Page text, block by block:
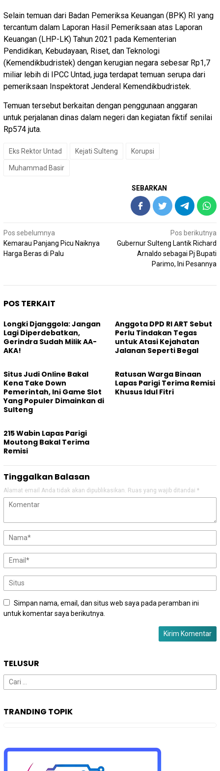
Selain temuan dari Badan Pemeriksa Keuangan (BPK) RI yang
tercantum dalam Laporan Hasil Pemeriksaan atas Laporan
Keuangan (LHP-LK) Tahun 2021 pada Kementerian
Pendidikan, Kebudayaan, Riset, dan Teknologi
(Kemendikbudristek) dengan kerugian negara sebesar Rp1,7
miliar lebih di IPCC Untad, juga terdapat temuan serupa dari
pemeriksaan Inspektorat Jenderal Kemendikbudristek.
Temuan tersebut berkaitan dengan penggunaan anggaran
untuk perjalanan dinas dalam negeri dan kegiatan fiktif senilai
Rp574 juta.
Eks Rektor Untad Kejati Sulteng Korupsi
Muhammad Basir
SEBARKAN
Navigasi
pos
Pos sebelumnya
Kemarau Panjang Picu Naiknya
Harga Beras di Palu
Pos berikutnya
Gubernur Sulteng Lantik Richard
Arnaldo sebagai Pj Bupati
Parimo, Ini Pesannya
POS TERKAIT
Longki Djanggola: Jangan
Lagi Diperdebatkan,
Gerindra Sudah Milik AA-
AKA!
Anggota DPD RI ART Sebut
Perlu Tindakan Tegas
untuk Atasi Kejahatan
Jalanan Seperti Begal
Situs Judi Online Bakal
Kena Take Down
Pemerintah, Ini Game Slot
Yang Populer Dimainkan di
Sulteng
Ratusan Warga Binaan
Lapas Parigi Terima Remisi
Khusus Idul Fitri
215 Wabin Lapas Parigi
Moutong Bakal Terima
Remisi
Tinggalkan Balasan
Alamat email Anda tidak akan dipublikasikan. Ruas yang wajib ditandai *
Simpan nama, email, dan situs web saya pada peramban ini
untuk komentar saya berikutnya.
TELUSUR
Cari
untuk:
TRANDING TOPIK